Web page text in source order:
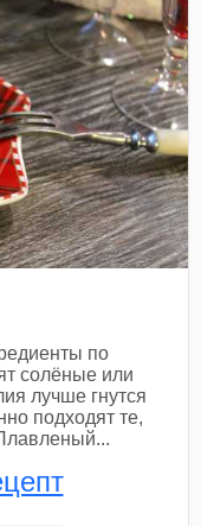
по
солёные или
лучше гнутся
подходят те,